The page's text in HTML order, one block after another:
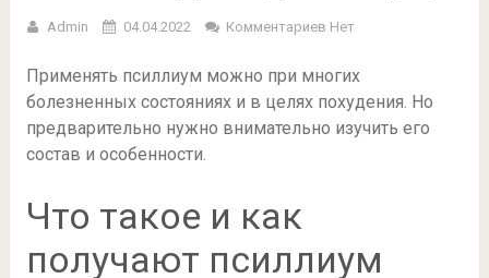
Admin 04.04.2022 Комментариев Нет
Применять псиллиум можно при многих
болезненных состояниях и в целях похудения. Но
предварительно нужно внимательно изучить его
состав и особенности.
Что такое и как
получают псиллиум